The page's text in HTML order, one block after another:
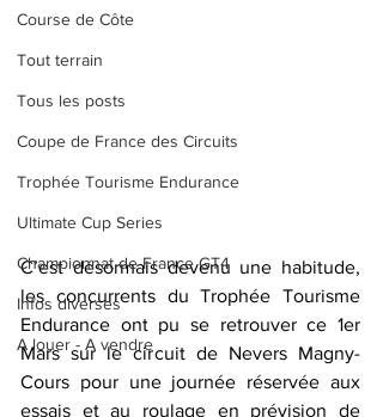
Course de Côte
Tout terrain
Tous les posts
Coupe de France des Circuits
Trophée Tourisme Endurance
Ultimate Cup Series
Championnat de France GT4
Infos diverses
A louer - A vendre
C’est désormais devenu une habitude,
les concurrents du Trophée Tourisme
Endurance ont pu se retrouver ce 1er
Mars sur le circuit de Nevers Magny-
Cours pour une journée réservée aux
essais et au roulage en prévision de